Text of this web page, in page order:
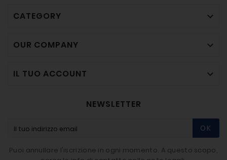
CATEGORY 
OUR COMPANY 
IL TUO ACCOUNT 
NEWSLETTER
OK
Puoi annullare l'iscrizione in ogni momento. A questo scopo,